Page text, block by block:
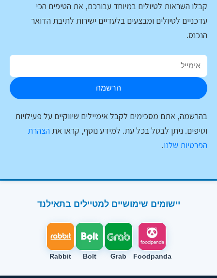
קבלו השראות לטיולים במיוחד עבורכם, את הטיפים הכי
עדכניים לטיולים ומבצעים בלעדיים ישירות לתיבת הדואר
הנכנס.
הרשמה
בהרשמה, אתם מסכימים לקבל אימיילים שיווקיים על פעילויות
וטיפים. ניתן לבטל בכל עת. למידע נוסף, קראו את הצהרת
הפרטיות שלנו.
יישומים שימושיים למטיילים בתאילנד
Foodpanda
Grab
Bolt
Rabbit